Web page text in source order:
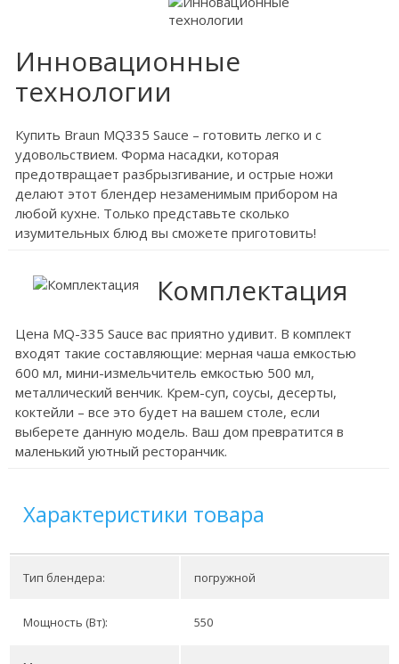
Инновационные
технологии
Купить Braun MQ335 Sauce – готовить легко и с
удовольствием. Форма насадки, которая
предотвращает разбрызгивание, и острые ножи
делают этот блендер незаменимым прибором на
любой кухне. Только представьте сколько
изумительных блюд вы сможете приготовить!
Комплектация
Цена MQ-335 Sauce вас приятно удивит. В комплект
входят такие составляющие: мерная чаша емкостью
600 мл, мини-измельчитель емкостью 500 мл,
металлический венчик. Крем-суп, соусы, десерты,
коктейли – все это будет на вашем столе, если
выберете данную модель. Ваш дом превратится в
маленький уютный ресторанчик.
Характеристики товара
Тип блендера: погружной
Мощность (Вт): 550